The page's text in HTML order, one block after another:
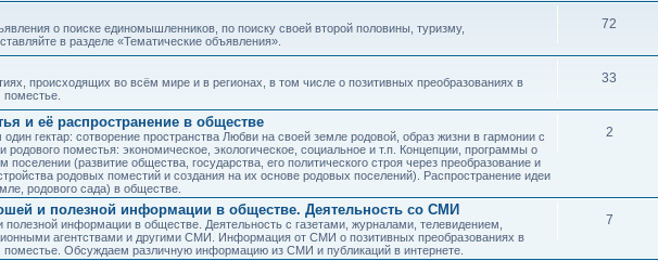
о поиске единомышленников, по поиску своей второй половины, туризму,
в разделе «Тематические объявления».
72
происходящих во всём мире и в регионах, в том числе о позитивных преобразованиях в
33
и её распространение в обществе
гектар: сотворение пространства Любви на своей земле родовой, образ жизни в гармонии с
родового поместья: экономическое, экологическое, социальное и т.п. Концепции, программы о
(развитие общества, государства, его политического строя через преобразование и
родовых поместий и создания на их основе родовых поселений). Распространение идеи
родового сада) в обществе.
2
и полезной информации в обществе. Деятельность со СМИ
полезной информации в обществе. Деятельность с газетами, журналами, телевидением,
агентствами и другими СМИ. Информация от СМИ о позитивных преобразованиях в
Обсуждаем различную информацию из СМИ и публикаций в интернете.
7